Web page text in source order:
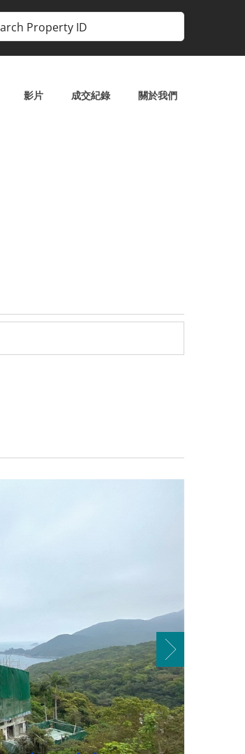
影片 成交紀錄 關於我們